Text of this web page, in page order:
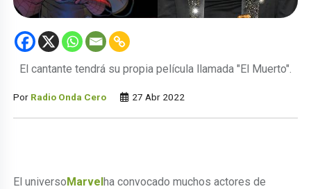
El cantante tendrá su propia película llamada "El Muerto".
Por Radio Onda Cero 27 Abr 2022
El universoMarvelha convocado muchos actores de